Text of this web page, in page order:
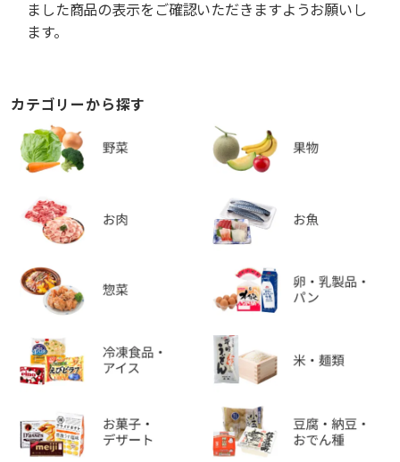
ました商品の表示をご確認いただきますようお願いし
ます。
カテゴリーから探す